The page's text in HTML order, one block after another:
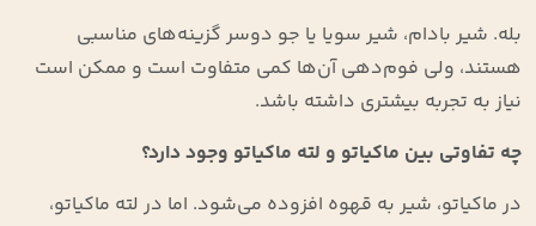
بله. شیر بادام، شیر سویا یا جو دوسر گزینه‌های مناسبی
هستند، ولی فوم‌دهی آن‌ها کمی متفاوت است و ممکن است
نیاز به تجربه بیشتری داشته باشد.
چه تفاوتی بین ماکیاتو و لته ماکیاتو وجود دارد؟
در ماکیاتو، شیر به قهوه افزوده می‌شود. اما در لته ماکیاتو،